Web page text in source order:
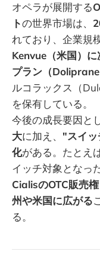
オペラが展開する
トの世界市場は、
れており、企業規
Kenvue（米国）
プラン（
ルコラックス（
を保有している。
今後の成長要因と
大に加え、 "スイ
化がある。たとえ
イッチ対象となっ
CialisのOTC販売権
州や米国に広がる
る。